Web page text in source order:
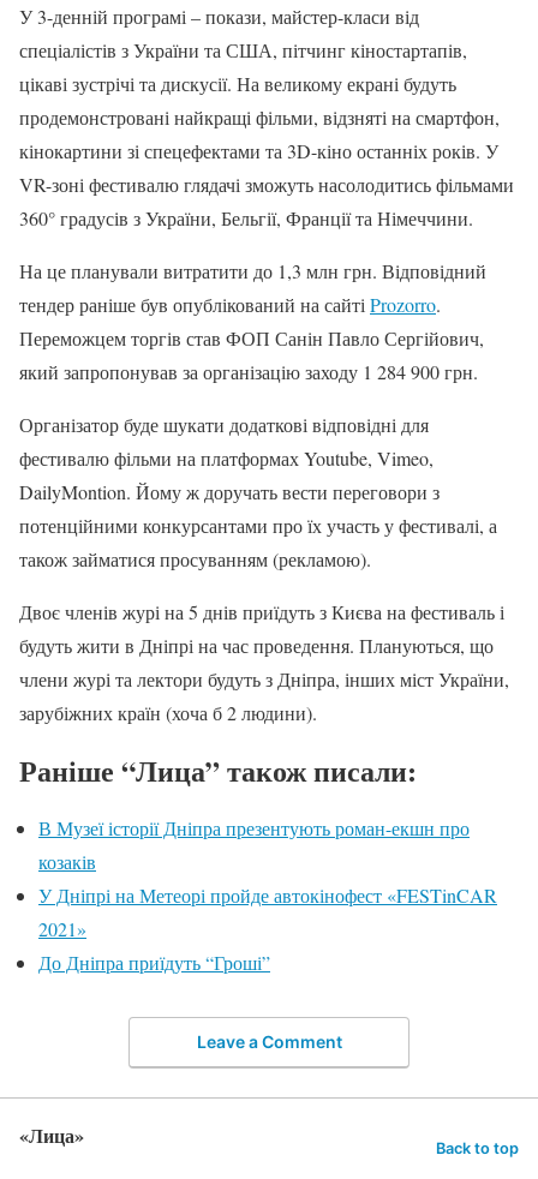
У 3-денній програмі – покази, майстер-класи від
спеціалістів з України та США, пітчинг кіностартапів,
цікаві зустрічі та дискусії. На великому екрані будуть
продемонстровані найкращі фільми, відзняті на смартфон,
кінокартини зі спецефектами та 3D-кіно останніх років. У
VR-зоні фестивалю глядачі зможуть насолодитись фільмами
360° градусів з України, Бельгії, Франції та Німеччини.
На це планували витратити до 1,3 млн грн. Відповідний
тендер раніше був опублікований на сайті Prozorro.
Переможцем торгів став ФОП Санін Павло Сергійович,
який запропонував за організацію заходу 1 284 900 грн.
Організатор буде шукати додаткові відповідні для
фестивалю фільми на платформах Youtube, Vimeo,
DailyMontion. Йому ж доручать вести переговори з
потенційними конкурсантами про їх участь у фестивалі, а
також займатися просуванням (рекламою).
Двоє членів журі на 5 днів приїдуть з Києва на фестиваль і
будуть жити в Дніпрі на час проведення. Плануються, що
члени журі та лектори будуть з Дніпра, інших міст України,
зарубіжних країн (хоча б 2 людини).
Раніше “Лица” також писали:
В Музеї історії Дніпра презентують роман-екшн про
козаків
У Дніпрі на Метеорі пройде автокінофест «FESTinCAR
2021»
До Дніпра приїдуть “Гроші”
Leave a Comment
«Лица» Back to top